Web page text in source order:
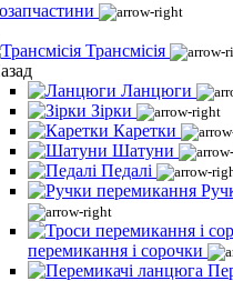
Трансмісія
Ланцюги
Зірки
Каретки
Шатуни
Педалі
перемикання і сорочки